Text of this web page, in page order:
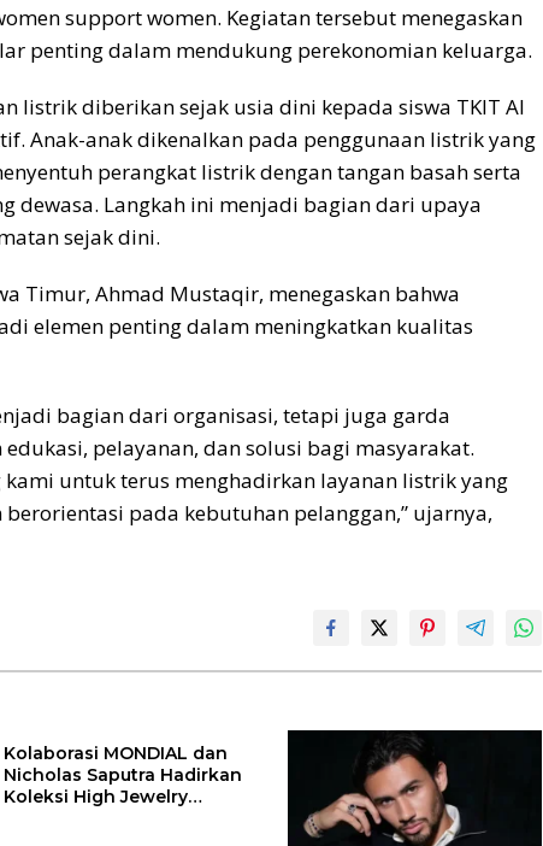
support women. Kegiatan tersebut menegaskan
penting dalam mendukung perekonomian keluarga.
listrik diberikan sejak usia dini kepada siswa TKIT Al
Anak-anak dikenalkan pada penggunaan listrik yang
perangkat listrik dengan tangan basah serta
dewasa. Langkah ini menjadi bagian dari upaya
sejak dini.
Timur, Ahmad Mustaqir, menegaskan bahwa
elemen penting dalam meningkatkan kualitas
bagian dari organisasi, tetapi juga garda
pelayanan, dan solusi bagi masyarakat.
untuk terus menghadirkan layanan listrik yang
pada kebutuhan pelanggan,” ujarnya,
Kolaborasi MONDIAL dan
Nicholas Saputra Hadirkan
Koleksi High Jewelry